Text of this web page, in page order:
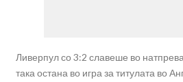
Ливерпул со 3:2 славеше во
така остана во игра за титулата во